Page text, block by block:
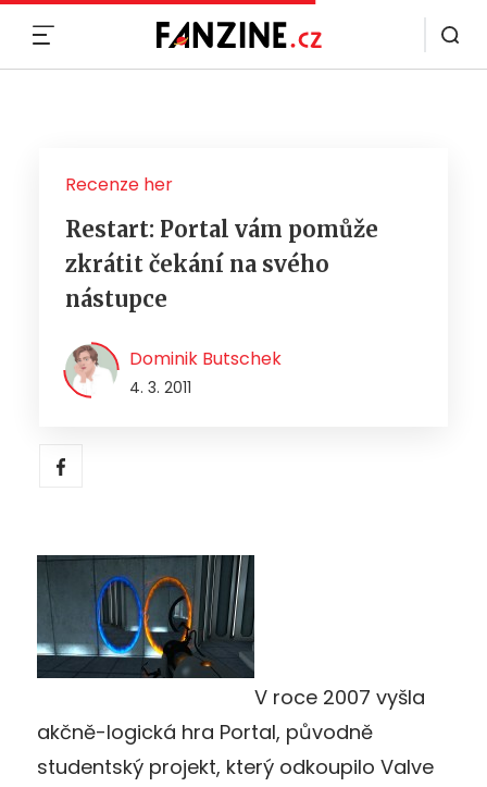
Recenze her
Restart: Portal vám pomůže
zkrátit čekání na svého
nástupce
Dominik Butschek
4. 3. 2011
V roce 2007 vyšla
akčně-logická hra Portal, původně
studentský projekt, který odkoupilo Valve